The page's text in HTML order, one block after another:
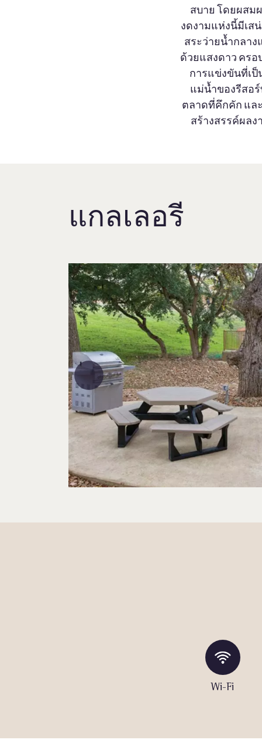
สบาย โดยผสม
งดงามแห่งนี้มีเส
สระว่ายน้ำกลา
ด้วยแสงดาว คร
การแข่งขันที่เป็
แม่น้ำของรีสอ
ตลาดที่คึกคัก และ
สร้างสรรค์ผล
แกลเลอรี
Wi-Fi